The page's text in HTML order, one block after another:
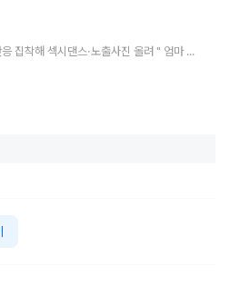
"초6 딸, SNS 반응 집착해 섹시댄스·노출사진 올려 " 엄마 눈물 펑펑...오은영 "문제 생길 가능성 有"